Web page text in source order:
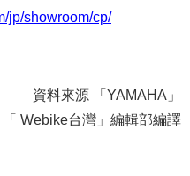
jp/showroom/cp/
資料來源 「YAMAHA」
「 Webike台灣」編輯部編譯